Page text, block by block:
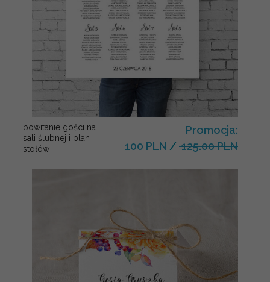
powitanie gości na
sali ślubnej i plan
stołów
Promocja:
100 PLN / 125.00 PLN